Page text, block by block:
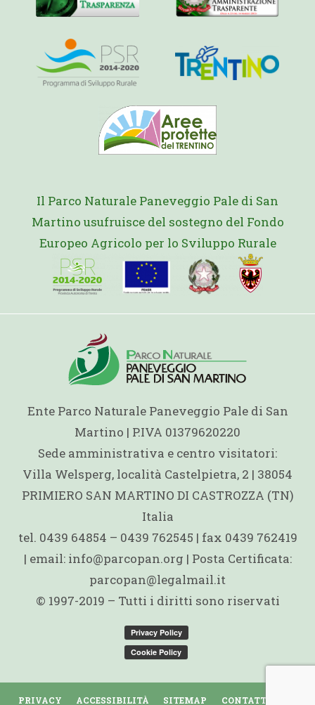
Il Parco Naturale Paneveggio Pale di San
Martino usufruisce del sostegno del Fondo
Europeo Agricolo per lo Sviluppo Rurale
Ente Parco Naturale Paneveggio Pale di San
Martino | P.IVA 01379620220
Sede amministrativa e centro visitatori:
Villa Welsperg, località Castelpietra, 2 | 38054
PRIMIERO SAN MARTINO DI CASTROZZA (TN)
Italia
tel. 0439 64854 – 0439 762545 | fax 0439 762419
| email: info@parcopan.org | Posta Certificata:
parcopan@legalmail.it
© 1997-2019 – Tutti i diritti sono riservati
PRIVACY ACCESSIBILITÀ SITEMAP CONTATTI